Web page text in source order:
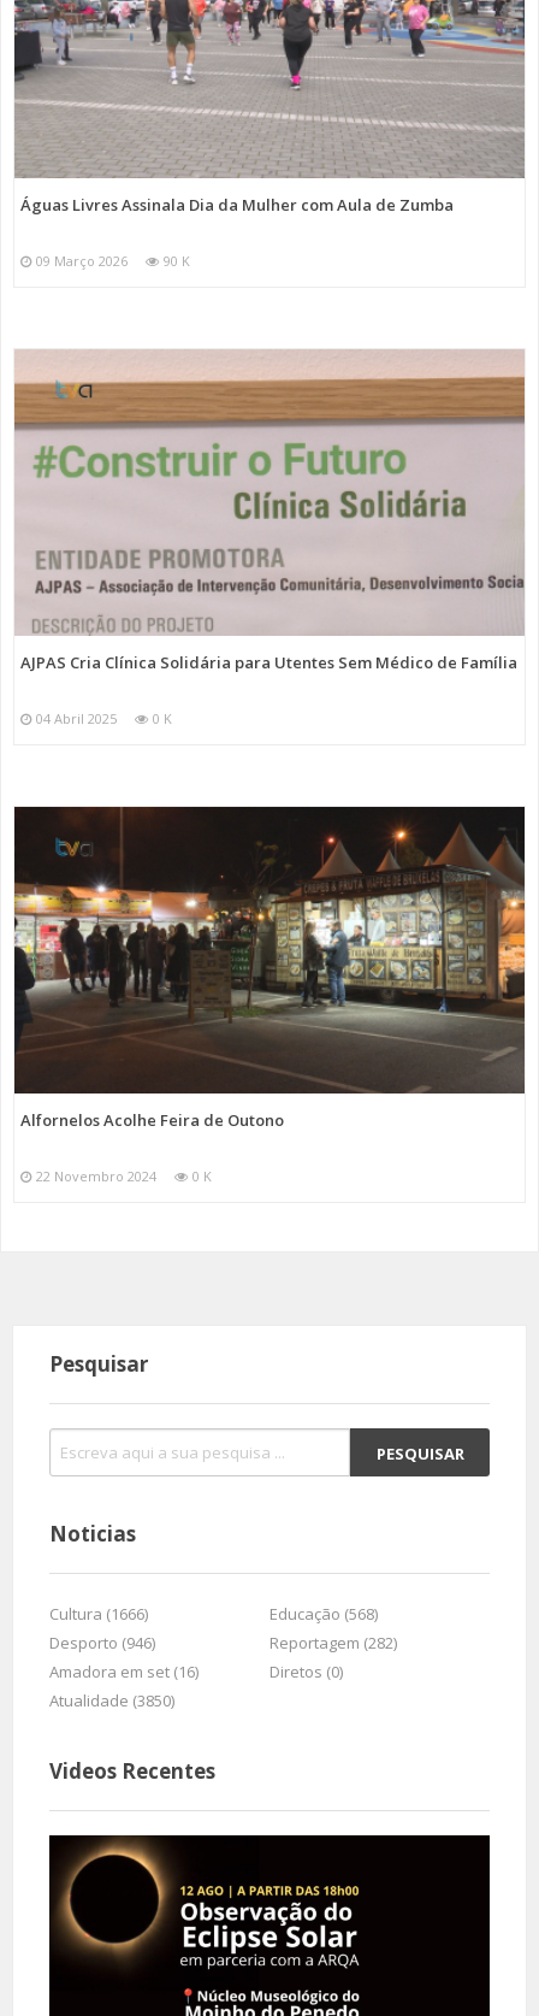
Águas Livres Assinala Dia da Mulher com Aula de Zumba
09 Março 2026 90 K
AJPAS Cria Clínica Solidária para Utentes Sem Médico de Família
04 Abril 2025 0 K
Alfornelos Acolhe Feira de Outono
22 Novembro 2024 0 K
Pesquisar
Noticias
Cultura (1666)
Educação (568)
Desporto (946)
Reportagem (282)
Amadora em set (16)
Diretos (0)
Atualidade (3850)
Videos Recentes